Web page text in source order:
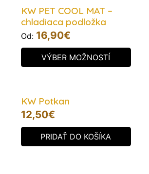
KW PET COOL MAT –
chladiaca podložka
Od: 16,90€
VÝBER MOŽNOSTÍ
KW Potkan
12,50€
PRIDAŤ DO KOŠÍKA